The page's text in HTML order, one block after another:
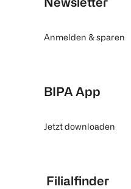
Anmelden & sparen
BIPA App
Jetzt downloaden
Filialfinder